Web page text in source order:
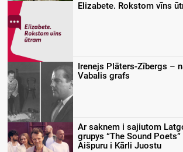
Elizabete. Rokstom vīns
Irenejs Plāters-Zībergs –
Vabalis grafs
Ar saknem i sajiutom
grupys “The Sound
Aišpuru i Kārli Juostu